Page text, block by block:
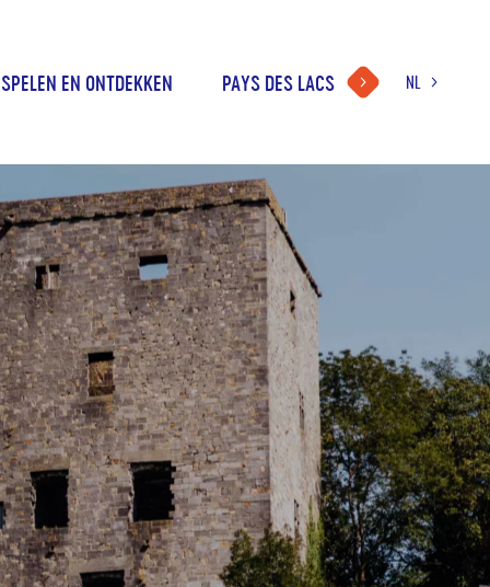
SPELEN EN ONTDEKKEN PAYS DES LACS TAALKEUZE
NL
DE